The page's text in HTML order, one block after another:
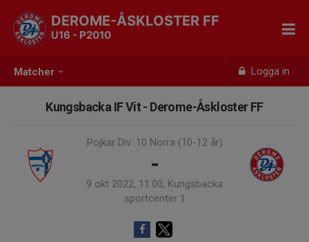
Matcher Logga in
DEROME-ÅSKLOSTER FF
U16 - P2010
Kungsbacka IF Vit - Derome-Åskloster FF
Pojkar Div. 10 Norra (10-12 år)
-
9 okt 2022, 11:00, Kungsbacka
sportcenter 1